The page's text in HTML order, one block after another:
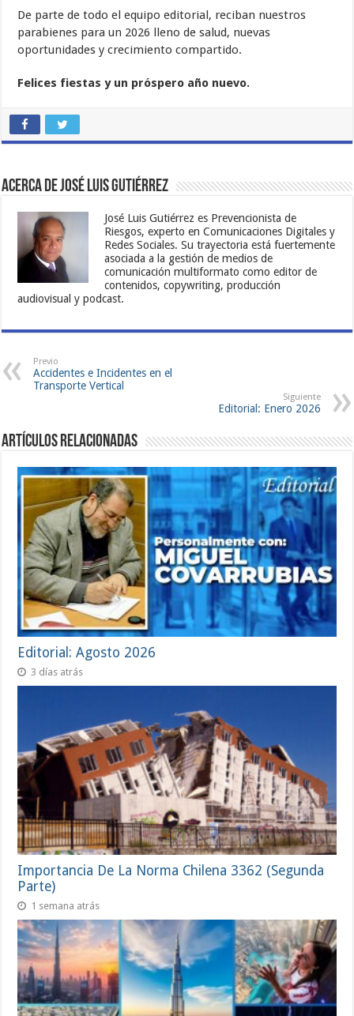
De parte de todo el equipo editorial, reciban nuestros
parabienes para un 2026 lleno de salud, nuevas
oportunidades y crecimiento compartido.
Felices fiestas y un próspero año nuevo.
Acerca de José Luis Gutiérrez
José Luis Gutiérrez es Prevencionista de
Riesgos, experto en Comunicaciones Digitales y
Redes Sociales. Su trayectoria está fuertemente
asociada a la gestión de medios de
comunicación multiformato como editor de
contenidos, copywriting, producción
audiovisual y podcast.
Previo
Accidentes e Incidentes en el
Transporte Vertical
Siguiente
Editorial: Enero 2026
Artículos Relacionadas
Editorial: Agosto 2026
3 días atrás
Importancia De La Norma Chilena 3362 (Segunda
Parte)
1 semana atrás